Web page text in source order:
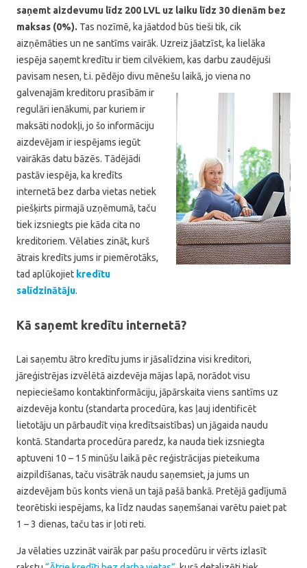
saņemt aizdevumu līdz 200 LVL uz laiku līdz 30 dienām bez
maksas (0%). Tas nozīmē, ka jāatdod būs tieši tik, cik
aizņēmāties un ne santīms vairāk. Uzreiz jāatzīst, ka lielāka
iespēja saņemt kredītu ir tiem cilvēkiem, kas darbu zaudējuši
pavisam nesen, t.i. pēdējo divu mēnešu laikā, jo viena no
galvenajām kreditoru prasībām ir
regulāri ienākumi, par kuriem ir
maksāti nodokļi, jo šo informāciju
aizdevējam ir iespējams iegūt
vairākās datu bāzēs. Tādējādi
pastāv iespēja, ka kredīts
internetā bez darba vietas netiek
piešķirts pirmajā uzņēmumā, taču
tiek izsniegts pie kāda cita no
kreditoriem. Vēlaties zināt, kurš
ātrais kredīts jums ir piemērotāks,
tad aplūkojiet kredītu
salīdzinātāju.
Kā saņemt kredītu internetā?
Lai saņemtu ātro kredītu jums ir jāsalīdzina visi kreditori,
jāreģistrējas izvēlētā aizdevēja mājas lapā, norādot visu
nepieciešamo kontaktinformāciju, jāpārskaita viens santīms uz
aizdevēja kontu (standarta procedūra, kas ļauj identificēt
lietotāju un pārbaudīt viņa kredītsaistības) un jāgaida naudu
kontā. Standarta procedūra paredz, ka nauda tiek izsniegta
aptuveni 10 – 15 minūšu laikā pēc reģistrācijas pieteikuma
aizpildīšanas, taču visātrāk naudu saņemsiet, ja jums un
aizdevējam būs konts vienā un tajā pašā bankā. Pretējā gadījumā
teorētiski iespējams, ka līdz naudas saņemšanai varētu paiet pat
1 – 3 dienas, taču tas ir ļoti reti.
Ja vēlaties uzzināt vairāk par pašu procedūru ir vērts izlasīt